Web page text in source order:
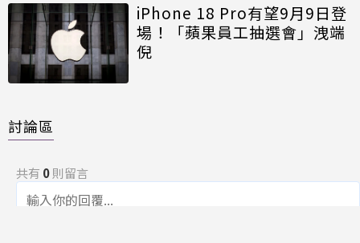
iPhone 18 Pro有望9月9日登
場！「蘋果員工抽選會」洩端
倪
討論區
共有 0則留言